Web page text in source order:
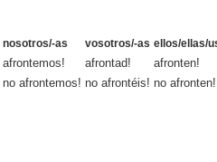
nosotros/-as vosotros/-as ellos/ellas/
afrontemos! afrontad!
afronten!
no afrontemos! no afrontéis! no afronten!